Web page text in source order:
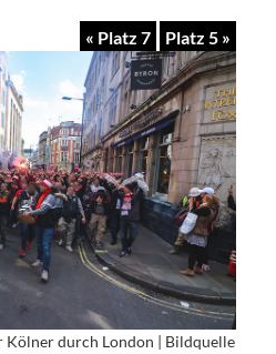
« Platz 7 Platz 5 »
Kölner durch London | Bildquelle